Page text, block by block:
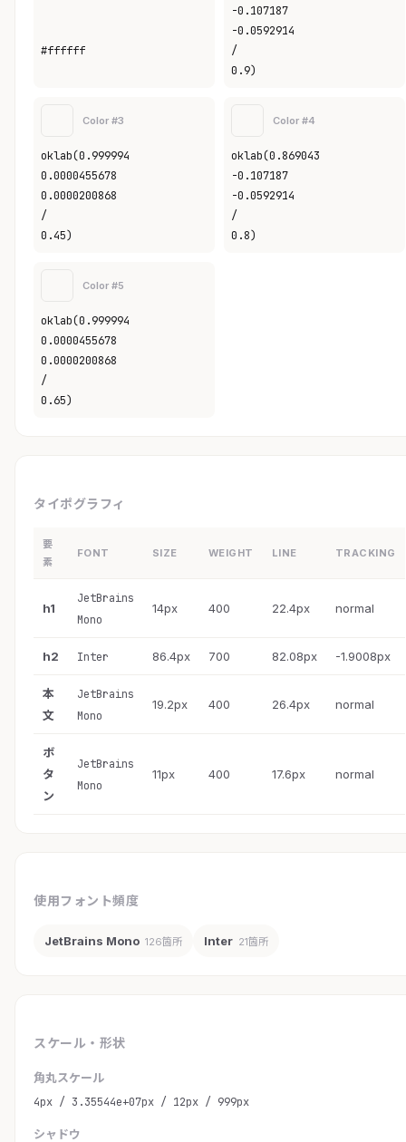
#ffffff
-0.107187
-0.0592914
/
0.9)
Color #3
oklab(0.999994
0.0000455678
0.0000200868
/
0.45)
Color #4
oklab(0.869043
-0.107187
-0.0592914
/
0.8)
Color #5
oklab(0.999994
0.0000455678
0.0000200868
/
0.65)
タイポグラフィ
要
素
FONT SIZE WEIGHT LINE TRACKING
h1
JetBrains
Mono
14px 400 22.4px normal
h2 Inter 86.4px 700 82.08px -1.9008px
本
文
JetBrains
Mono
19.2px 400 26.4px normal
ボ
タ
ン
JetBrains
Mono
11px 400 17.6px normal
使用フォント頻度
JetBrains Mono 126箇所 Inter 21箇所
スケール・形状
角丸スケール
4px / 3.35544e+07px / 12px / 999px
シャドウ